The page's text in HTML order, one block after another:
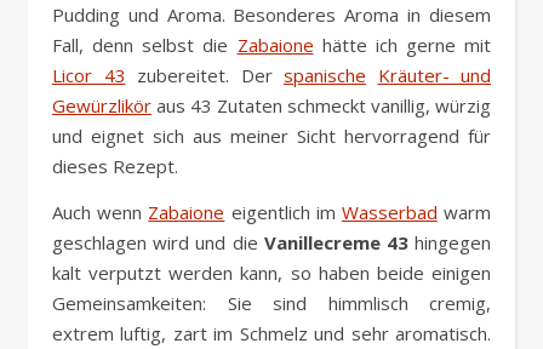
Pudding und Aroma. Besonderes Aroma in diesem
Fall, denn selbst die Zabaione hätte ich gerne mit
Licor 43 zubereitet. Der spanische Kräuter- und
Gewürzlikör aus 43 Zutaten schmeckt vanillig, würzig
und eignet sich aus meiner Sicht hervorragend für
dieses Rezept.
Auch wenn Zabaione eigentlich im Wasserbad warm
geschlagen wird und die Vanillecreme 43hingegen
kalt verputzt werden kann, so haben beide einigen
Gemeinsamkeiten: Sie sind himmlisch cremig,
extrem luftig, zart im Schmelz und sehr aromatisch.